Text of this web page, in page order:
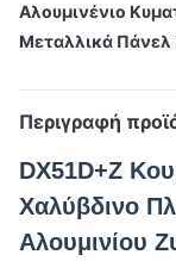
Αλουμινένιο
Μεταλλικά Πάνελ
Περιγραφή
DX51D+Z
Χαλύβδινο
Αλουμινίου